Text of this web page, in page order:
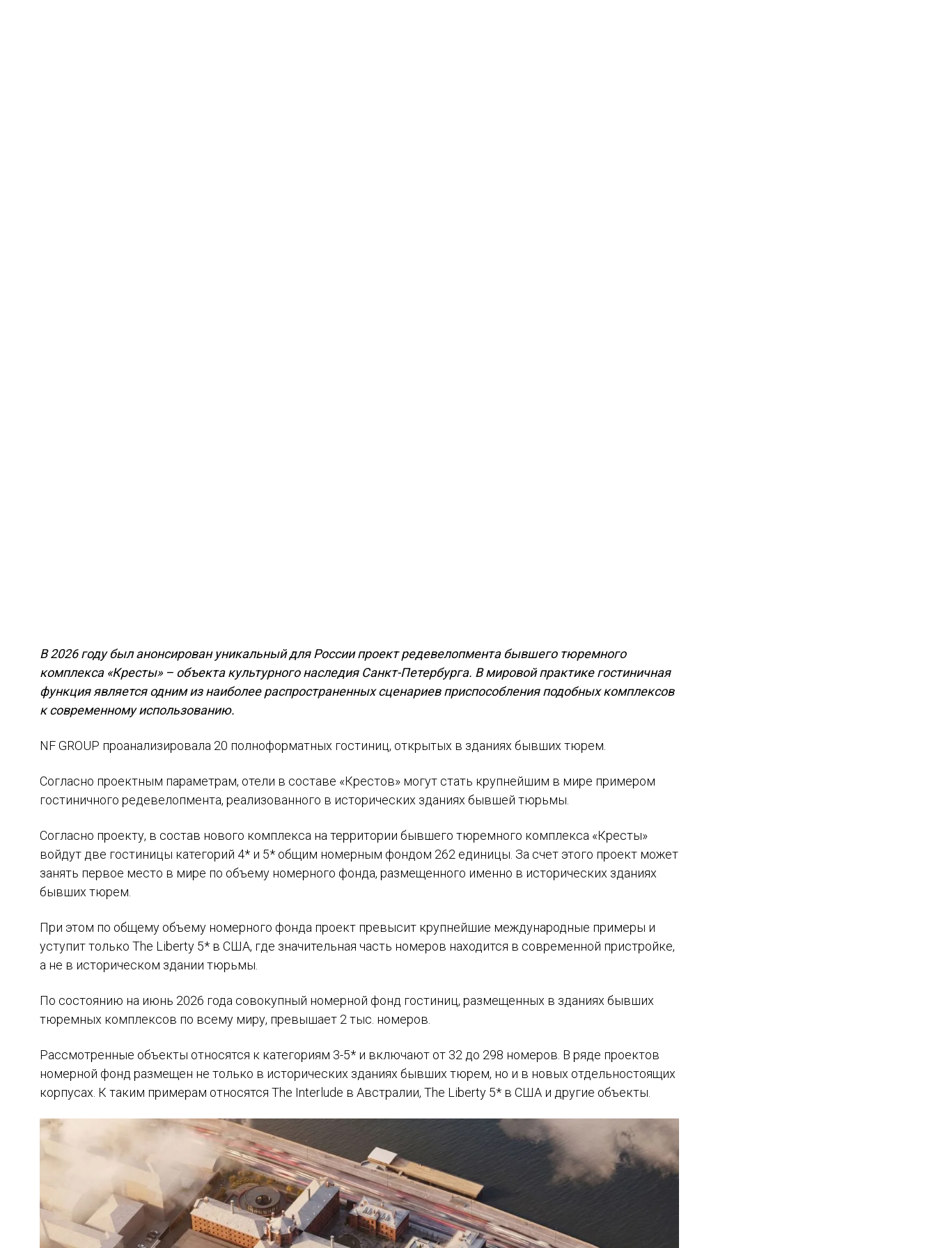
В 2026 году был анонсирован уникальный для России проект редевелопмента бывшего тюремного
комплекса «Кресты» – объекта культурного наследия Санкт-Петербурга. В мировой практике гостиничная
функция является одним из наиболее распространенных сценариев приспособления подобных комплексов
к современному использованию.
NF GROUP проанализировала 20 полноформатных гостиниц, открытых в зданиях бывших тюрем.
Согласно проектным параметрам, отели в составе «Крестов» могут стать крупнейшим в мире примером
гостиничного редевелопмента, реализованного в исторических зданиях бывшей тюрьмы.
Согласно проекту, в состав нового комплекса на территории бывшего тюремного комплекса «Кресты»
войдут две гостиницы категорий 4* и 5* общим номерным фондом 262 единицы. За счет этого проект может
занять первое место в мире по объему номерного фонда, размещенного именно в исторических зданиях
бывших тюрем.
При этом по общему объему номерного фонда проект превысит крупнейшие международные примеры и
уступит только The Liberty 5* в США, где значительная часть номеров находится в современной пристройке,
а не в историческом здании тюрьмы.
По состоянию на июнь 2026 года совокупный номерной фонд гостиниц, размещенных в зданиях бывших
тюремных комплексов по всему миру, превышает 2 тыс. номеров.
Рассмотренные объекты относятся к категориям 3-5* и включают от 32 до 298 номеров. В ряде проектов
номерной фонд размещен не только в исторических зданиях бывших тюрем, но и в новых отдельностоящих
корпусах. К таким примерам относятся The Interlude в Австралии, The Liberty 5* в США и другие объекты.